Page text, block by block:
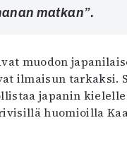
Mediatiedot
matkan”.
muodon
ilmaisun tarkaksi.
japanin
huomioilla